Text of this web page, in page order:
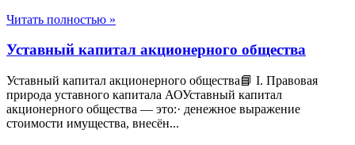
Читать полностью »
Уставный капитал акционерного общества
Уставный капитал акционерного общества📘 I. Правовая
природа уставного капитала АОУставный капитал
акционерного общества — это:· денежное выражение
стоимости имущества, внесён...